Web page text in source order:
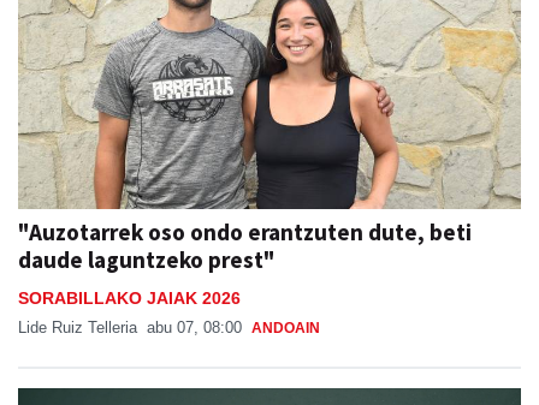
"Auzotarrek oso ondo erantzuten dute, beti
daude laguntzeko prest"
SORABILLAKO JAIAK 2026
Lide Ruiz Telleria abu 07, 08:00 ANDOAIN